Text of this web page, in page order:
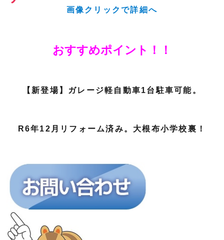
画像クリックで詳細へ
おすすめポイント！！
【新登場】ガレージ軽自動車1台駐車可能。
R6年12月リフォーム済み。大根布小学校裏！